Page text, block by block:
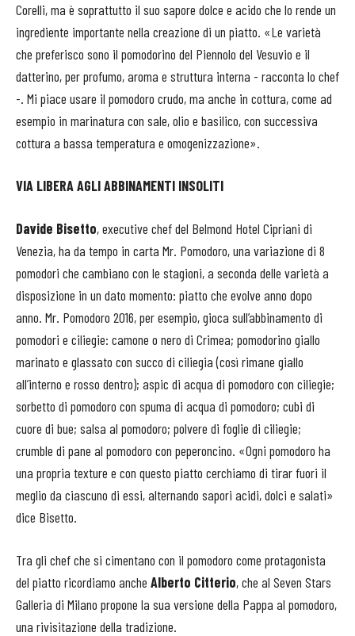
Corelli, ma è soprattutto il suo sapore dolce e acido che lo rende un
ingrediente importante nella creazione di un piatto. «Le varietà
che preferisco sono il pomodorino del Piennolo del Vesuvio e il
datterino, per profumo, aroma e struttura interna - racconta lo chef
-. Mi piace usare il pomodoro crudo, ma anche in cottura, come ad
esempio in marinatura con sale, olio e basilico, con successiva
cottura a bassa temperatura e omogenizzazione».
VIA LIBERAAGLI ABBINAMENTI INSOLITI
Davide Bisetto, executive chef del Belmond Hotel Cipriani di
Venezia, ha da tempo in carta Mr. Pomodoro, una variazione di 8
pomodori che cambiano con le stagioni, a seconda delle varietà a
disposizione in un dato momento: piatto che evolve anno dopo
anno. Mr. Pomodoro 2016, per esempio, gioca sull’abbinamento di
pomodori e ciliegie: camone o nero di Crimea; pomodorino giallo
marinato e glassato con succo di ciliegia (così rimane giallo
all’interno e rosso dentro); aspic di acqua di pomodoro con ciliegie;
sorbetto di pomodoro con spuma di acqua di pomodoro; cubi di
cuore di bue; salsa al pomodoro; polvere di foglie di ciliegie;
crumble di pane al pomodoro con peperoncino. «Ogni pomodoro ha
una propria texture e con questo piatto cerchiamo di tirar fuori il
meglio da ciascuno di essi, alternando sapori acidi, dolci e salati»
dice Bisetto.
Tra gli chef che si cimentano con il pomodoro come protagonista
del piatto ricordiamo anche Alberto Citterio, che al Seven Stars
Galleria di Milano propone la sua versione della Pappa al pomodoro,
una rivisitazione della tradizione.